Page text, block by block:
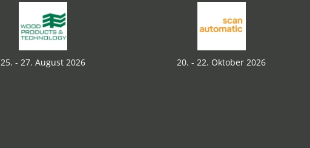
25. - 27. August 2026 20. - 22. Oktober 2026